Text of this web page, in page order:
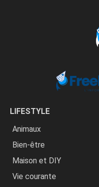
LIFESTYLE
Animaux
Bien-être
Maison et DIY
Vie courante